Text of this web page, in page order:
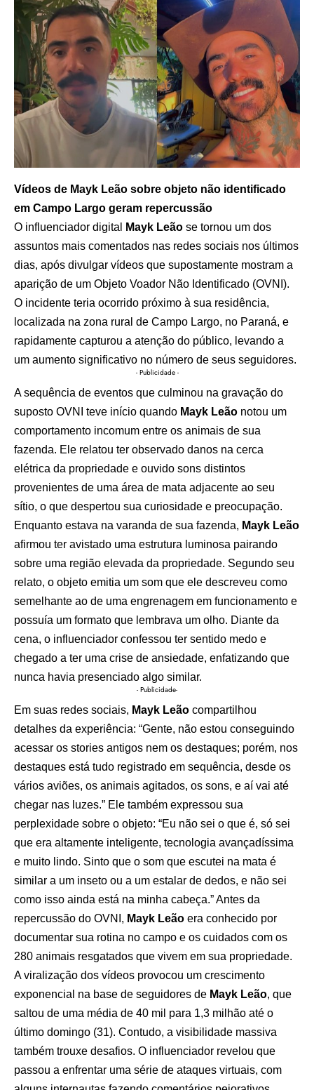
Vídeos de Mayk Leão sobre objeto não identificado
em Campo Largo geram repercussão
O influenciador digital
Mayk Leão se tornou um dos
assuntos mais comentados nas redes sociais nos últimos
dias, após divulgar vídeos que supostamente mostram a
aparição de um Objeto Voador Não Identificado (OVNI).
O incidente teria ocorrido próximo à sua residência,
localizada na zona rural de Campo Largo, no Paraná, e
rapidamente capturou a atenção do público, levando a
um aumento significativo no número de seus seguidores.
- Publicidade -
A sequência de eventos que culminou na gravação do
suposto OVNI teve início quando Mayk Leão notou um
comportamento incomum entre os animais de sua
fazenda. Ele relatou ter observado danos na cerca
elétrica da propriedade e ouvido sons distintos
provenientes de uma área de mata adjacente ao seu
sítio, o que despertou sua curiosidade e preocupação.
Enquanto estava na varanda de sua fazenda, Mayk Leão
afirmou ter avistado uma estrutura luminosa pairando
sobre uma região elevada da propriedade. Segundo seu
relato, o objeto emitia um som que ele descreveu como
semelhante ao de uma engrenagem em funcionamento e
possuía um formato que lembrava um olho. Diante da
cena, o influenciador confessou ter sentido medo e
chegado a ter uma crise de ansiedade, enfatizando que
nunca havia presenciado algo similar.
- Publicidade-
Em suas redes sociais, Mayk Leão compartilhou
detalhes da experiência: “Gente, não estou conseguindo
acessar os stories antigos nem os destaques; porém, nos
destaques está tudo registrado em sequência, desde os
vários aviões, os animais agitados, os sons, e aí vai até
chegar nas luzes.” Ele também expressou sua
perplexidade sobre o objeto: “Eu não sei o que é, só sei
que era altamente inteligente, tecnologia avançadíssima
e muito lindo. Sinto que o som que escutei na mata é
similar a um inseto ou a um estalar de dedos, e não sei
como isso ainda está na minha cabeça.” Antes da
repercussão do OVNI, Mayk Leão era conhecido por
documentar sua rotina no campo e os cuidados com os
280 animais resgatados que vivem em sua propriedade.
A viralização dos vídeos provocou um crescimento
exponencial na base de seguidores de Mayk Leão, que
saltou de uma média de 40 mil para 1,3 milhão até o
último domingo (31). Contudo, a visibilidade massiva
também trouxe desafios. O influenciador revelou que
passou a enfrentar uma série de ataques virtuais, com